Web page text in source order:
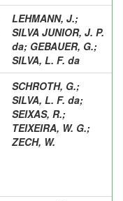
LEHMANN, J.;
SILVA JUNIOR, J. P.
da; GEBAUER, G.;
SILVA, L. F. da
SCHROTH, G.;
SILVA, L. F. da;
SEIXAS, R.;
TEIXEIRA, W. G.;
ZECH, W.